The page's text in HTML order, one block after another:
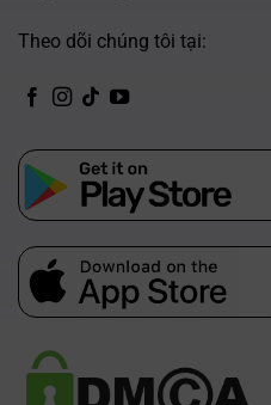
Theo dõi chúng tôi tại:
CH Play
App Store